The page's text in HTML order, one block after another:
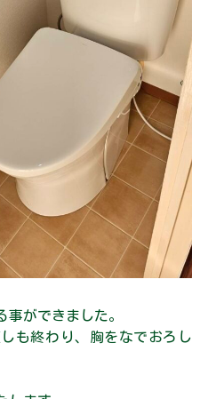
事ができました。
も終わり、胸をなでおろし